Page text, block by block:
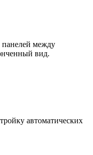
панелей между
вид.
автоматических